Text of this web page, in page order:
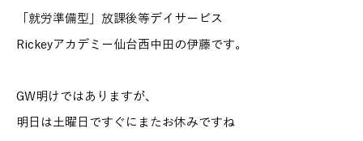
「就労準備型」放課後等デイサービス
Rickeyアカデミー仙台西中田の伊藤です。
GW明けではありますが、
明日は土曜日ですぐにまたお休みですね